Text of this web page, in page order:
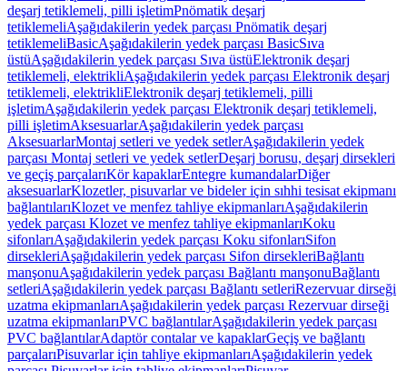
deşarj tetiklemeli, pilli işletimPnömatik deşarj
tetiklemeliAşağıdakilerin yedek parçası Pnömatik deşarj
tetiklemeliBasicAşağıdakilerin yedek parçası BasicSıva
üstüAşağıdakilerin yedek parçası Sıva üstüElektronik deşarj
tetiklemeli, elektrikliAşağıdakilerin yedek parçası Elektronik deşarj
tetiklemeli, elektrikliElektronik deşarj tetiklemeli, pilli
işletimAşağıdakilerin yedek parçası Elektronik deşarj tetiklemeli,
pilli işletimAksesuarlarAşağıdakilerin yedek parçası
AksesuarlarMontaj setleri ve yedek setlerAşağıdakilerin yedek
parçası Montaj setleri ve yedek setlerDeşarj borusu, deşarj dirsekleri
ve geçiş parçalarıKör kapaklarEntegre kumandalarDiğer
aksesuarlarKlozetler, pisuvarlar ve bideler için sıhhi tesisat ekipmanı
bağlantılarıKlozet ve menfez tahliye ekipmanlarıAşağıdakilerin
yedek parçası Klozet ve menfez tahliye ekipmanlarıKoku
sifonlarıAşağıdakilerin yedek parçası Koku sifonlarıSifon
dirsekleriAşağıdakilerin yedek parçası Sifon dirsekleriBağlantı
manşonuAşağıdakilerin yedek parçası Bağlantı manşonuBağlantı
setleriAşağıdakilerin yedek parçası Bağlantı setleriRezervuar dirseği
uzatma ekipmanlarıAşağıdakilerin yedek parçası Rezervuar dirseği
uzatma ekipmanlarıPVC bağlantılarAşağıdakilerin yedek parçası
PVC bağlantılarAdaptör contalar ve kapaklarGeçiş ve bağlantı
parçalarıPisuvarlar için tahliye ekipmanlarıAşağıdakilerin yedek